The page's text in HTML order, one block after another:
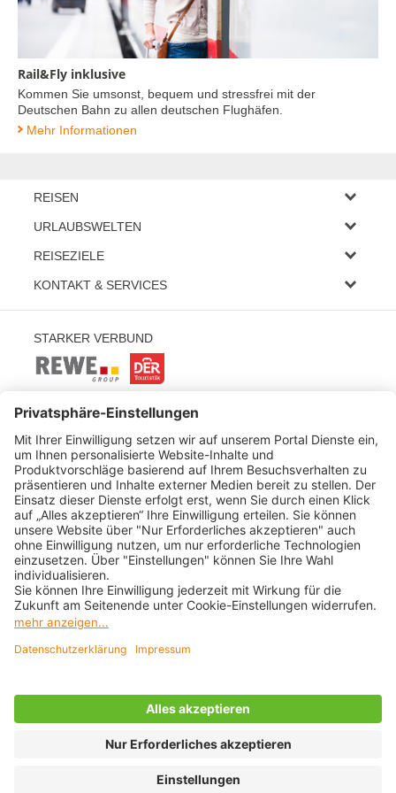
Rail&Fly inklusive
Kommen Sie umsonst, bequem und stressfrei mit der
Deutschen Bahn zu allen deutschen Flughäfen.
Mehr Informationen
REISEN
Städtereisen
Kreuzfahrten
URLAUBSWELTEN
Hotel + Erlebnisticket
REISEZIELE
Italien
Kroatien
KONTAKT & SERVICES
Kontaktformular
Newsletter
Barrierefreiheitserklärung
STARKER VERBUND
ZAHLUNGSARTEN & SICHERHEIT
BEWERTUNGEN VON
STARKE PARTNER
© 2026 Clevertours
Über clevertours.com